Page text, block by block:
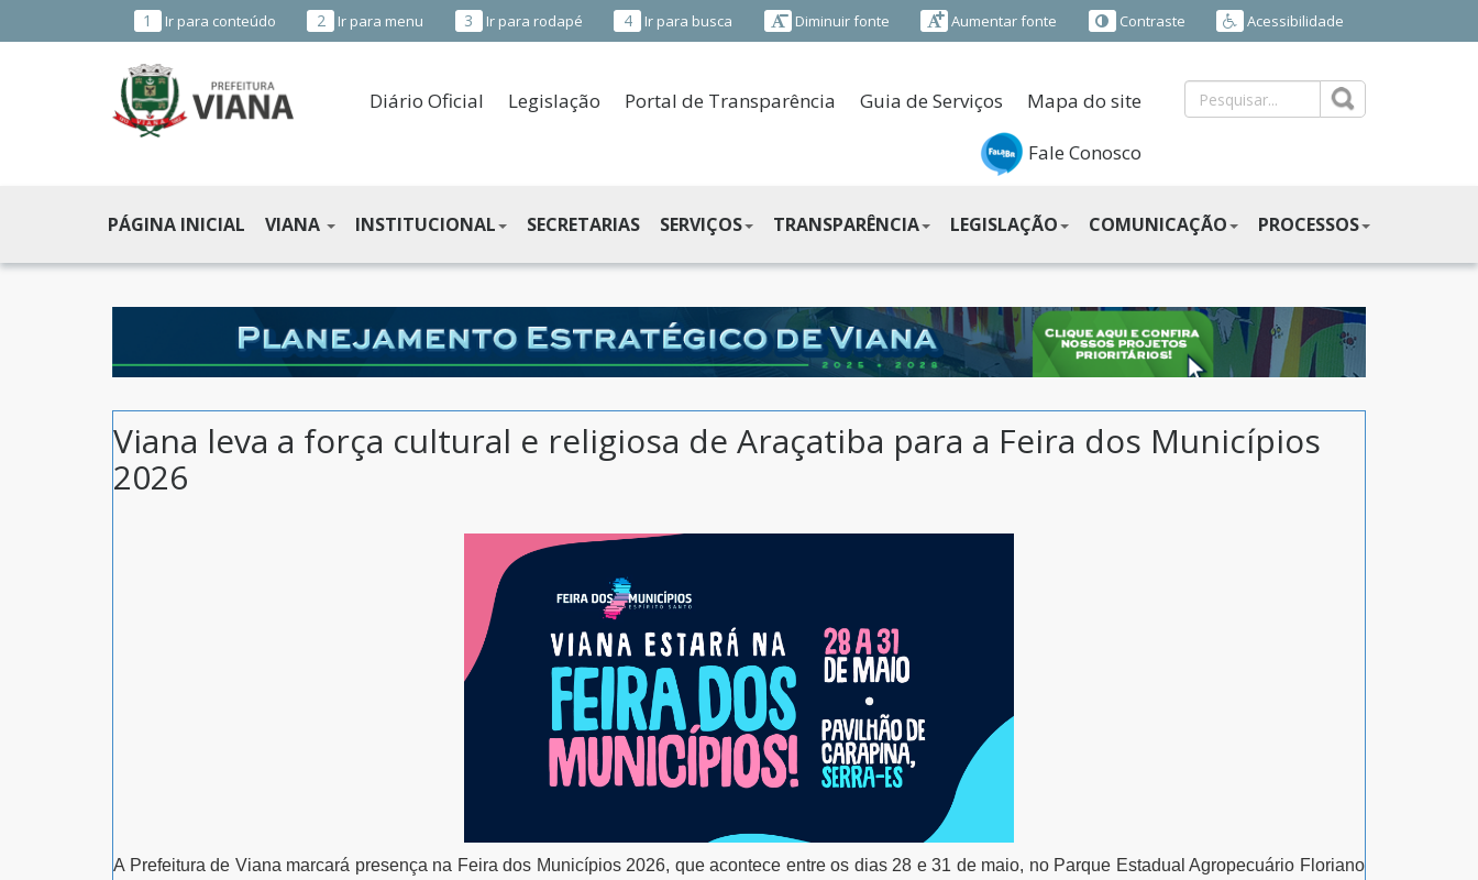
1 Ir para conteúdo 2 Ir para menu 3 Ir para rodapé 4 Ir para busca Diminuir fonte Aumentar fonte Contraste Acessibilidade
MUNICIPAL
DE
VIANA
ES
Diário Oficial Legislação Portal de Transparência Guia de Serviços Mapa do site
Fale Conosco
PÁGINA INICIAL VIANA INSTITUCIONAL SECRETARIAS SERVIÇOS TRANSPARÊNCIA LEGISLAÇÃO COMUNICAÇÃO PROCESSOS
Viana leva a força cultural e religiosa de Araçatiba para a Feira dos Municípios
2026
A Prefeitura de Viana marcará presença na Feira dos Municípios 2026, que acontece entre os dias 28 e 31 de maio, no Parque Estadual Agropecuário Floriano